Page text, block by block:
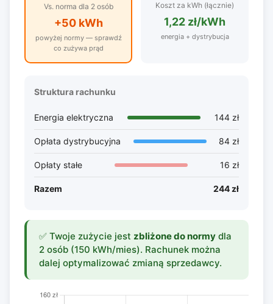
Vs. norma dla 2osób
+50 kWh
powyżej normy — sprawdź
co zużywa prąd
Koszt za kWh (łącznie)
1,22 zł/kWh
energia + dystrybucja
Struktura rachunku
Energia elektryczna 144 zł
Opłata dystrybucyjna 84 zł
Opłaty stałe 16 zł
Razem 244 zł
✅ Twoje zużycie jest zbliżone do normy dla
2 osób (150 kWh/mies). Rachunek można
dalej optymalizować zmianą sprzedawcy.